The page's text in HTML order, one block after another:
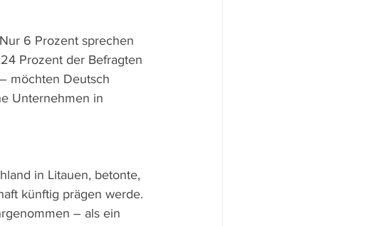
6 Prozent sprechen
Prozent der Befragten
möchten Deutsch
Unternehmen in
in Litauen, betonte,
künftig prägen werde.
– als ein